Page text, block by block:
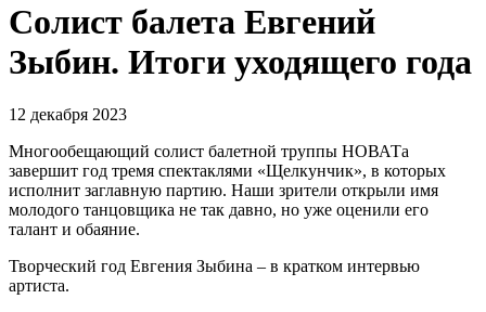
Солист балета Евгений
Зыбин. Итоги уходящего года
12 декабря 2023
Многообещающий солист балетной труппы НОВАТа
завершит год тремя спектаклями «Щелкунчик», в которых
исполнит заглавную партию. Наши зрители открыли имя
молодого танцовщика не так давно, но уже оценили его
талант и обаяние.
Творческий год Евгения Зыбина – в кратком интервью
артиста.